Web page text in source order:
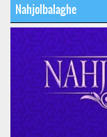
Nahjolbalaghe